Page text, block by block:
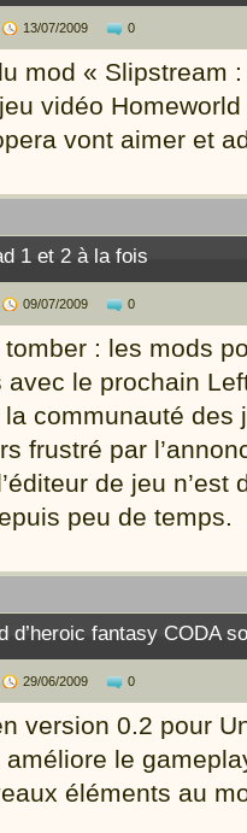
13/07/2009 0
mod « Slipstream
vidéo
vont aimer et
1 et 2 à la fois
09/07/2009 0
tomber : les mods
le prochain
communauté des
frustré par
de jeu n’est
peu de temps.
d’heroic fantasy CODA
29/06/2009 0
version 0.2 pour
le
éléments au